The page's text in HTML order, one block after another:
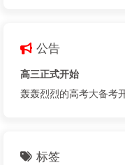
公告
高三正式开始
轰轰烈烈的高考大备考
标签